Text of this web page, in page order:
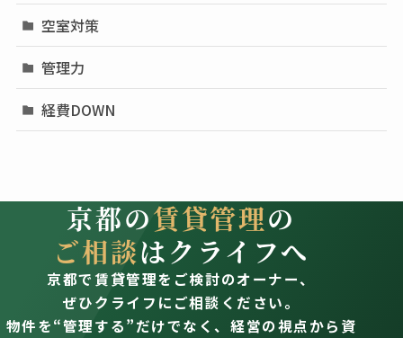
空室対策
管理力
経費DOWN
京都の賃貸管理の
ご相談はクライフへ
京都で賃貸管理をご検討のオーナー、
ぜひクライフにご相談ください。
物件を“管理する”だけでなく、経営の視点から資